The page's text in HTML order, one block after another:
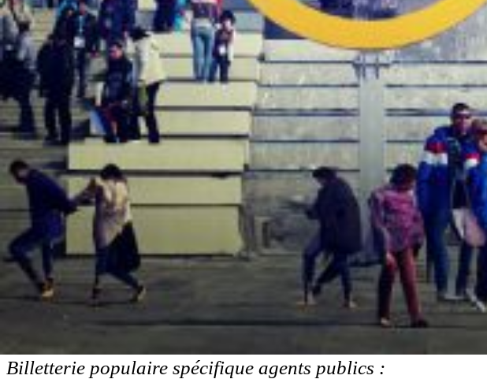
Jeux olympiques et paralympiques : des
La DGAFP a apporté le 18 avril des informations
L’UNSA Fonction publique a souligné la difficulté du
Accréditation des agents de l’État :
Les demandes d'accréditation, estimées à 2000, devaient être faites avant le 26 avril pour être
va travailler sur son lieu habituel ne sera obligé d’obtenir une accréditation individuelle. Si en
Billetterie populaire spécifique agents publics :